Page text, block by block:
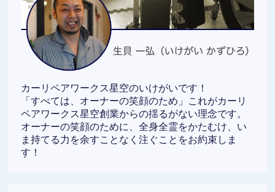
カーリペアワークス星空のいけがいです！
「すべては、オーナーの笑顔のため」これがカーリ
ペアワークス星空創業からの揺るがない理念です。
オーナーの笑顔のために、全身全霊をかたむけ、い
ま持てる力を余すことなく注ぐことをお約束しま
す！